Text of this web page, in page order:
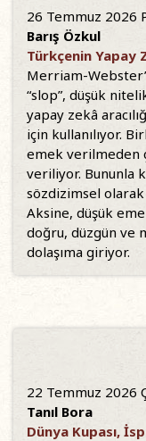
26 Temmuz 2026
Barış Özkul
Türkçenin Yapay
Merriam-
“slop”, düşük
yapay zekâ
için kullanılıyor.
emek verilmeden
veriliyor. Bununla
sözdizimsel
Aksine, düşük
doğru, düzgün ve
dolaşıma giriyor.
22 Temmuz 2026
Tanıl Bora
Dünya Kupası,